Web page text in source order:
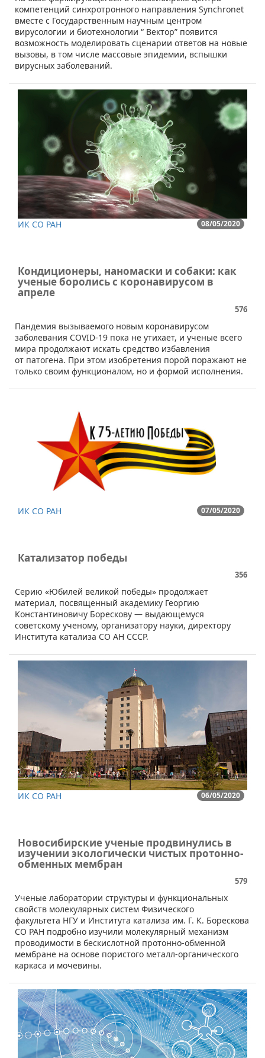
компетенций синхротронного направления Synchronet
вместе с Государственным научным центром
вирусологии и биотехнологии “ Вектор” появится
возможность моделировать сценарии ответов на новые
вызовы, в том числе массовые эпидемии, вспышки
вирусных заболеваний.
08/05/2020
ИК СО РАН
​Кондиционеры, наномаски и собаки: как
ученые боролись с коронавирусом в
апреле
576
​​Пандемия вызываемого новым коронавирусом
заболевания COVID-19 пока не утихает, и ученые всего
мира продолжают искать средство избавления
от патогена. При этом изобретения порой поражают не
только своим функционалом, но и формой исполнения.
07/05/2020
ИК СО РАН
Катализатор победы
356
​​​Серию «Юбилей великой победы» продолжает
материал, посвященный академику Георгию
Константиновичу Борескову — выдающемуся
советскому ученому, организатору науки, директору
Института катализа СО АН СССР.
06/05/2020
ИК СО РАН
Новосибирские ученые продвинулись в
изучении экологически чистых протонно-
обменных мембран
579
​​Ученые лаборатории структуры и функциональных
свойств молекулярных систем Физического
факультета НГУ и Института катализа им. Г. К. Борескова
СО РАН подробно изучили молекулярный механизм
проводимости в бескислотной протонно-обменной
мембране на основе пористого металл-органического
каркаса и мочевины.